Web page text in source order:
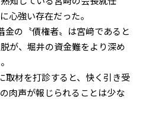
心強い存在だった。
の〝債権者〟は宮﨑であると
が、堀井の資金難をより深め
材を打診すると、快く引き受
肉声が報じられることは少な